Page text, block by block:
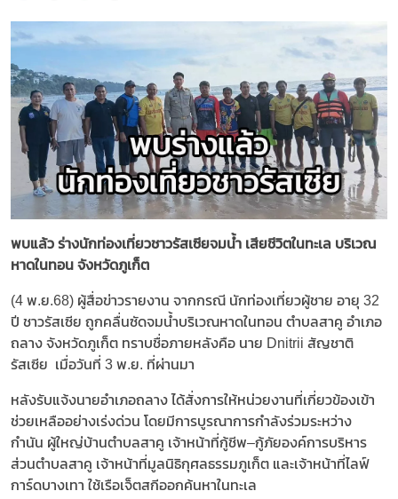
พบแล้ว ร่างนักท่องเที่ยวชาวรัสเซียจมน้ำ เสียชีวิตในทะเล บริเวณ
หาดในทอน จังหวัดภูเก็ต
(4 พ.ย.68) ผู้สื่อข่าวรายงาน จากกรณี นักท่องเที่ยวผู้ชาย อายุ 32
ปี ชาวรัสเซีย ถูกคลื่นซัดจมน้ำบริเวณหาดในทอน ตำบลสาคู อำเภอ
ถลาง จังหวัดภูเก็ต ทราบชื่อภายหลังคือ นาย Dnitrii สัญชาติ
รัสเซีย เมื่อวันที่ 3 พ.ย. ที่ผ่านมา
หลังรับแจ้งนายอำเภอถลาง ได้สั่งการให้หน่วยงานที่เกี่ยวข้องเข้า
ช่วยเหลืออย่างเร่งด่วน โดยมีการบูรณาการกำลังร่วมระหว่าง
กำนัน ผู้ใหญ่บ้านตำบลสาคู เจ้าหน้าที่กู้ชีพ–กู้ภัยองค์การบริหาร
ส่วนตำบลสาคู เจ้าหน้าที่มูลนิธิกุศลธรรมภูเก็ต และเจ้าหน้าที่ไลฟ์
การ์ดบางเทา ใช้เรือเจ็ตสกีออกค้นหาในทะเล